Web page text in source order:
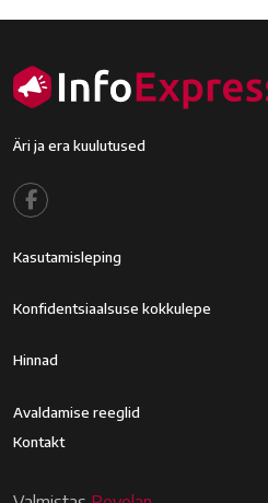
Äri ja era kuulutused
Footer menu
Kasutamisleping
Footer2
Konfidentsiaalsuse kokkulepe
Footer3
Hinnad
Footer4
Avaldamise reeglid
Kontakt